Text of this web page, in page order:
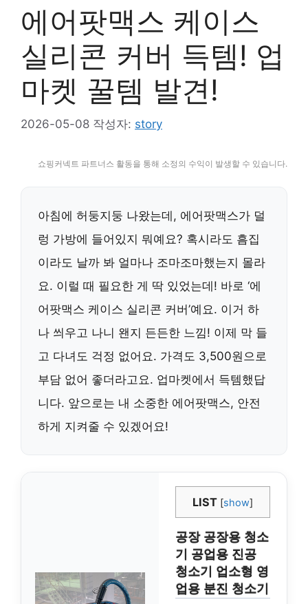
에어팟맥스 케이스
실리콘 커버 득템! 업
마켓 꿀템 발견!
2026-05-08 작성자: story
쇼핑커넥트 파트너스 활동을 통해 소정의 수익이 발생할 수 있습니다.
아침에 허둥지둥 나왔는데, 에어팟맥스가 덜
렁 가방에 들어있지 뭐예요? 혹시라도 흠집
이라도 날까 봐 얼마나 조마조마했는지 몰라
요. 이럴 때 필요한 게 딱 있었는데! 바로 ‘에
어팟맥스 케이스 실리콘 커버’예요. 이거 하
나 씌우고 나니 왠지 든든한 느낌! 이제 막 들
고 다녀도 걱정 없어요. 가격도 3,500원으로
부담 없어 좋더라고요. 업마켓에서 득템했답
니다. 앞으로는 내 소중한 에어팟맥스, 안전
하게 지켜줄 수 있겠어요!
LIST [show]
공장 공장용 청소
기 공업용 진공
청소기 업소형 영
업용 분진 청소기